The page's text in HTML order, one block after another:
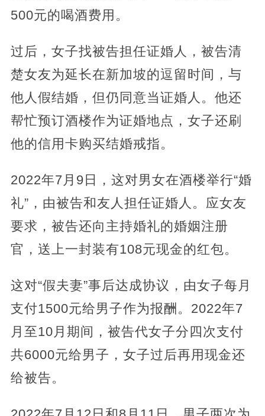
500元的喝酒费用。
过后，女子找被告担任证婚人，被告清
楚女友为延长在新加坡的逗留时间，与
他人假结婚，但仍同意当证婚人。他还
帮忙预订酒楼作为证婚地点，女子还刷
他的信用卡购买结婚戒指。
2022年7月9日，这对男女在酒楼举行“婚
礼”，由被告和友人担任证婚人。应女友
要求，被告还向主持婚礼的婚姻注册
官，送上一封装有108元现金的红包。
这对“假夫妻”事后达成协议，由女子每月
支付1500元给男子作为报酬。2022年7
月至10月期间，被告代女子分四次支付
共6000元给男子，女子过后再用现金还
给被告。